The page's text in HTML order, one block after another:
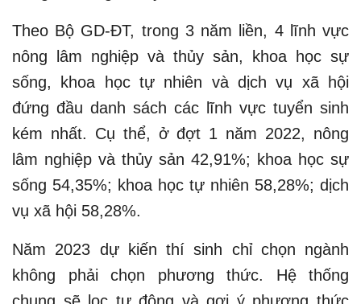
Theo Bộ GD-ĐT, trong 3 năm liền, 4 lĩnh vực
nông lâm nghiệp và thủy sản, khoa học sự
sống, khoa học tự nhiên và dịch vụ xã hội
đứng đầu danh sách các lĩnh vực tuyển sinh
kém nhất. Cụ thể, ở đợt 1 năm 2022, nông
lâm nghiệp và thủy sản 42,91%; khoa học sự
sống 54,35%; khoa học tự nhiên 58,28%; dịch
vụ xã hội 58,28%.
Năm 2023 dự kiến thí sinh chỉ chọn ngành
không phải chọn phương thức. Hệ thống